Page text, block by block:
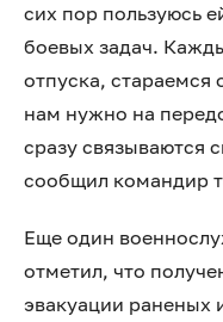
сих пор пользуюсь
боевых задач.
отпуска, стараемся
нам нужно на
сразу связываются
сообщил командир
Еще один
отметил, что
эвакуации раненых